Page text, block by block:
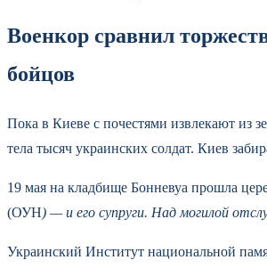
Военкор сравнил
бойцов
Пока в Киеве с почестями извлекают из
тела тысяч украинских солдат. Киев
19 мая на кладбище Бонневуа прошла
(ОУН) — и его супруги. Над могилой
Украинский Институт национальной